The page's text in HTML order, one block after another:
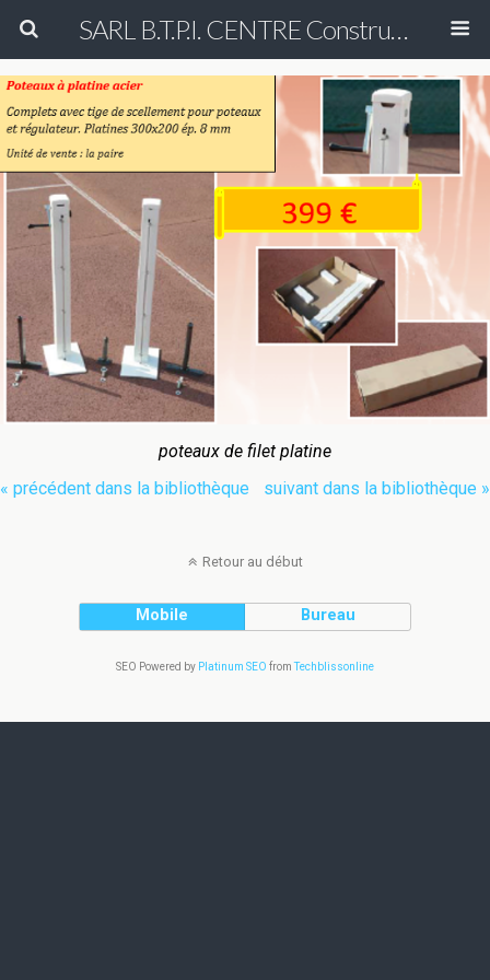
SARL B.T.P.I. CENTRE Construction et Rénovation de court de tennis en béton poreux Peinture entretien réparation nettoyage démoussage de terrain de tennis & Aménagement des allées de cimetière en béton poreux (béton drainant)
poteaux de filet platine
« précédent dans la bibliothèque
suivant dans la bibliothèque »
Retour au début
Mobile Bureau
SEO Powered by Platinum SEO fromTechblissonline